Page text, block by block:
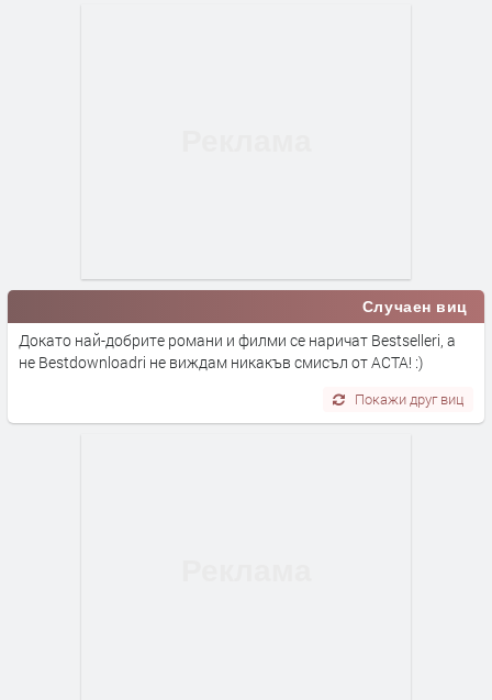
Случаен виц
Докато най-добрите романи и филми се наричат Bestselleri, а
не Bestdownloadri не виждам никакъв смисъл от АСТА! :)
Покажи друг виц